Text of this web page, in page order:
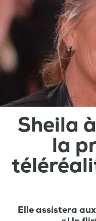
Sheila
la
Elle assistera